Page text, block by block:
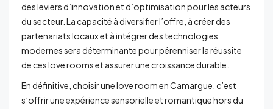
des leviers d’innovation et d’optimisation pour les acteurs
du secteur. La capacité à diversifier l’offre, à créer des
partenariats locaux et à intégrer des technologies
modernes sera déterminante pour pérenniser la réussite
de ces love rooms et assurer une croissance durable.
En définitive, choisir une love room en Camargue, c’est
s’offrir une expérience sensorielle et romantique hors du